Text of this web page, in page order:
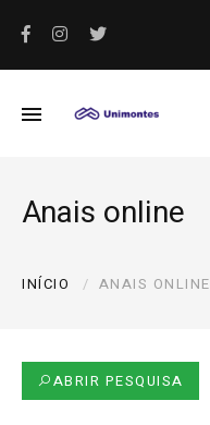
Anais online
INÍCIO ANAIS ONLINE
ABRIR PESQUISA